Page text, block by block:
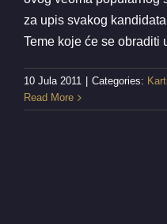
za upis svakog
Teme koje će se obraditi
10 Jula 2011 Categories:
Read More